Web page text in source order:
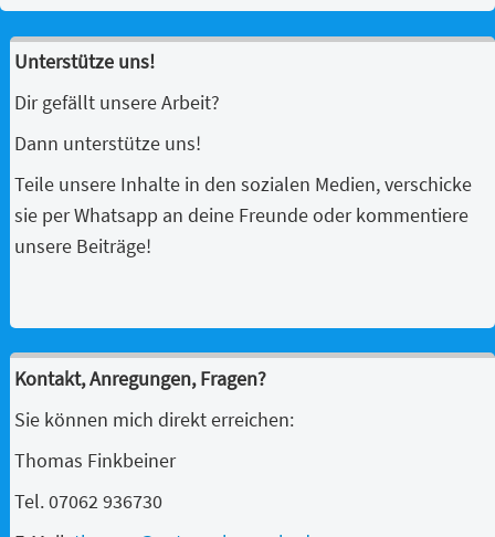
Unterstütze uns!
Dir gefällt unsere Arbeit?
Dann unterstütze uns!
Teile unsere Inhalte in den sozialen Medien, verschicke
sie per Whatsapp an deine Freunde oder kommentiere
unsere Beiträge!
Kontakt, Anregungen, Fragen?
Sie können mich direkt erreichen:
Thomas Finkbeiner
Tel. 07062 936730